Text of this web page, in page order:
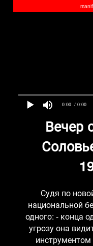
0:00 / 0:00
Вечер
Судя по
национальной
одного: - конца
угрозу она